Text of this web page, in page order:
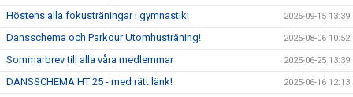
Höstens alla fokusträningar i gymnastik! 2025-09-15 13:39
Dansschema och Parkour Utomhusträning! 2025-08-06 10:52
Sommarbrev till alla våra medlemmar 2025-06-25 13:39
DANSSCHEMA HT 25 - med rätt länk! 2025-06-16 12:13